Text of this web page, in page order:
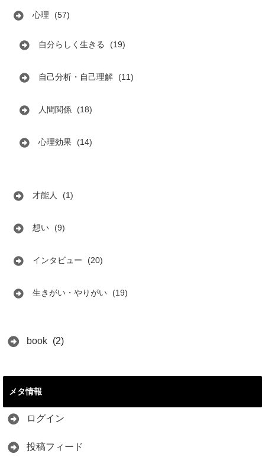
心理 (57)
自分らしく生きる (19)
自己分析・自己理解 (11)
人間関係 (18)
心理効果 (14)
才能人 (1)
想い (9)
インタビュー (20)
生きがい・やりがい (19)
book (2)
メタ情報
ログイン
投稿フィード